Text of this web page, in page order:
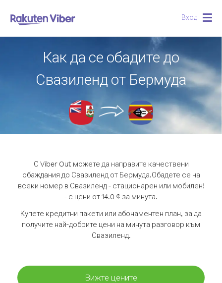
Вход
Как да се обадите до
Свазиленд от Бермуда
С Viber Out можете да направите качествени
обаждания до Свазиленд от Бермуда.Обадете се на
всеки номер в Свазиленд - стационарен или мобилен!
- с цени от 14.0 ¢ за минута.
Купете кредитни пакети или абонаментен план, за да
получите най-добрите цени на минута разговор към
Свазиленд.
Вижте цените